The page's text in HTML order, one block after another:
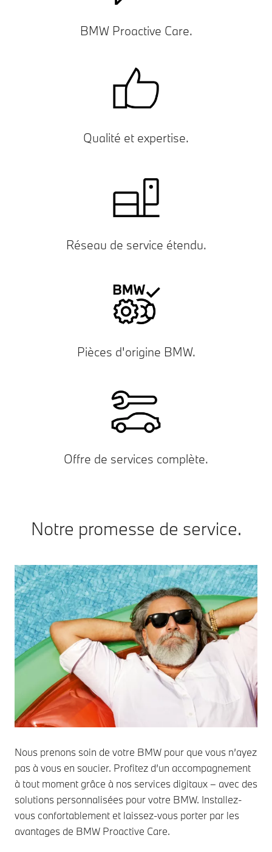
BMW Proactive Care.
Qualité et expertise.
Réseau de service étendu.
Pièces d'origine BMW.
Offre de services complète.
Notre promesse de service.
Nous prenons soin de votre BMW pour que vous n’ayez
pas à vous en soucier. Profitez d’un accompagnement
à tout moment grâce à nos services digitaux – avec des
solutions personnalisées pour votre BMW. Installez-
vous confortablement et laissez-vous porter par les
avantages de BMW Proactive Care.